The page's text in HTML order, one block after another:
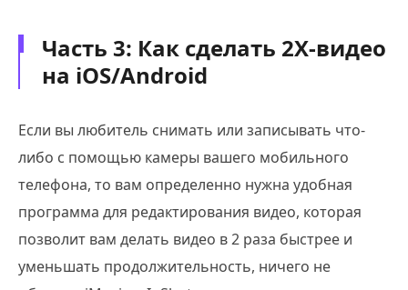
Часть 3: Как сделать 2X-видео
на iOS/Android
Если вы любитель снимать или записывать что-
либо с помощью камеры вашего мобильного
телефона, то вам определенно нужна удобная
программа для редактирования видео, которая
позволит вам делать видео в 2 раза быстрее и
уменьшать продолжительность, ничего не